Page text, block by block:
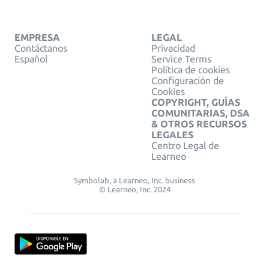
EMPRESA
Contáctanos
Español
LEGAL
Privacidad
Service Terms
Política de cookies
Configuración de
Cookies
COPYRIGHT, GUÍAS
COMUNITARIAS, DSA
& OTROS RECURSOS
LEGALES
Centro Legal de
Learneo
Symbolab, a Learneo, Inc. business
© Learneo, Inc. 2024